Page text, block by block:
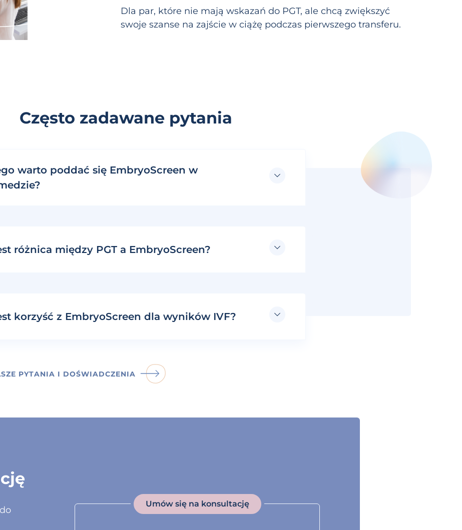
Dla par, które nie mają wskazań do PGT, ale chcą zwiększyć
swoje szanse na zajście w ciążę podczas pierwszego transferu.
Często zadawane pytania
warto poddać się EmbryoScreen w
różnica między PGT a EmbryoScreen?
korzyść z EmbryoScreen dla wyników IVF?
PYTANIA I DOŚWIADCZENIA
Umów się na konsultację